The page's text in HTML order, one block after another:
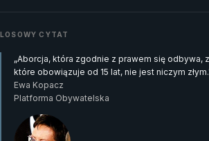
LOSOWY CYTAT
„Aborcja, która zgodnie z prawem się odbywa,
które obowiązuje od 15 lat, nie jest niczym
Ewa Kopacz
Platforma Obywatelska